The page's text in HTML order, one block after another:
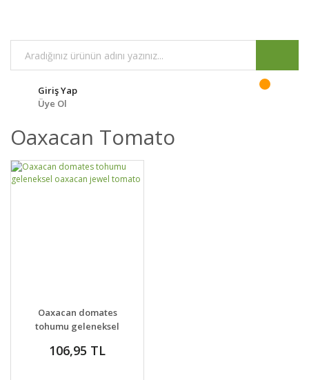
Giriş Yap
Üye Ol
Oaxacan Tomato
DETAYLAR SEPETE EKLE
Oaxacan domates
tohumu geleneksel
106,95 TL